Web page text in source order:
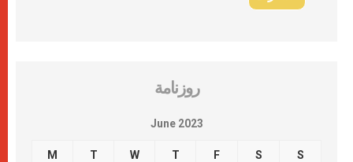
روزنامة
June 2023
M T W T F S S